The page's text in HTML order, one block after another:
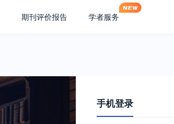
期刊评价报告 学者服务
手机登录